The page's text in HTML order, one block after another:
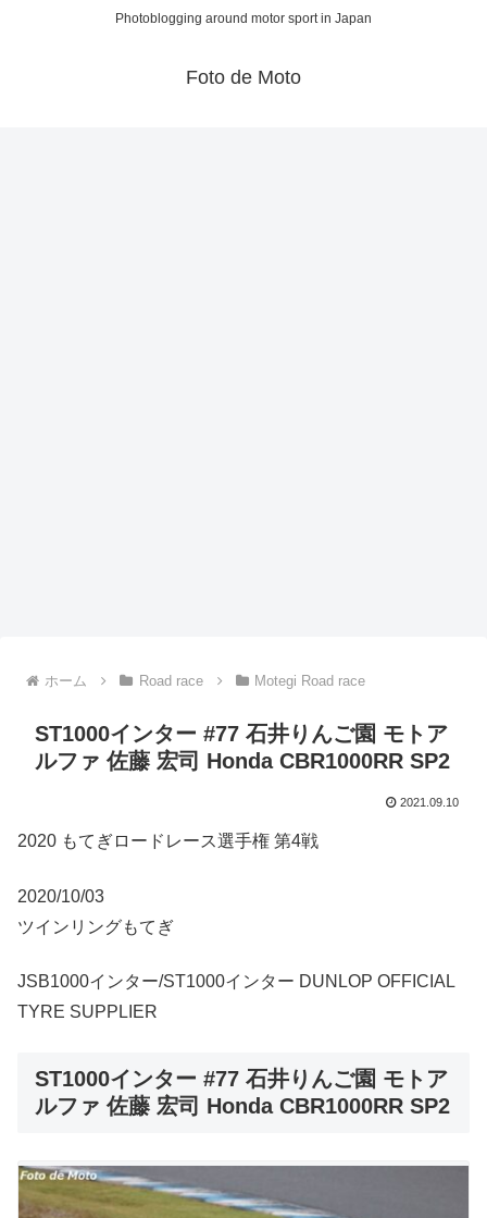
Photoblogging around motor sport in Japan
Foto de Moto
ホーム Road race Motegi Road race
ST1000インター #77 石井りんご園 モトア
ルファ 佐藤 宏司 Honda CBR1000RR SP2
2021.09.10
2020 もてぎロードレース選手権 第4戦
2020/10/03
ツインリングもてぎ
JSB1000インター/ST1000インター DUNLOP OFFICIAL
TYRE SUPPLIER
ST1000インター #77 石井りんご園 モトア
ルファ 佐藤 宏司 Honda CBR1000RR SP2